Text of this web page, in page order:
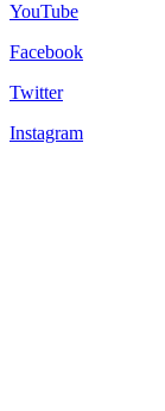
YouTube
Facebook
Twitter
Instagram